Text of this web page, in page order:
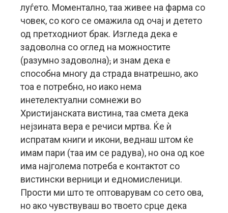
луѓето. Моментално, таа живее на фарма со
човек, со кого се омажила од очај и детето
од претходниот брак. Изгледа дека е
задоволна со оглед на можностите
(разумно задоволна), и знам дека е
способна многу да страда внатрешно, ако
тоа е потребно, но иако нема
инетелектуални сомнежи во
Христијанската вистина, таа смета дека
нејзината вера е речиси мртва. Ќе ѝ
испратам книги и икони, веднаш штом ќе
имам пари (таа им се радува), но она од кое
има најголема потреба е контактот со
вистински верници и едномисленици.
Прости ми што те оптоварувам со сето ова,
но ако чувствуваш во твоето срце дека